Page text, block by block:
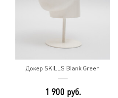
Докер SKILLS Blank Green
1 900 руб.